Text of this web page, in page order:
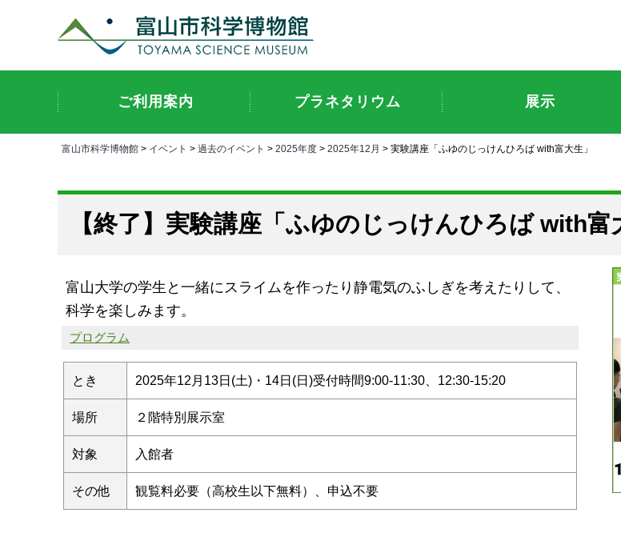
ご利用案内 プラネタリウム 展示
富山市科学博物館 > イベント > 過去のイベント > 2025年度 > 2025年12月 > 実験講座「ふゆのじっけんひろば with富大生」
実験講座「ふゆのじっけんひろば with富
富山大学の学生と一緒にスライムを作ったり静電気のふしぎを考えたりして、
科学を楽しみます。
プログラム
とき 2025年12月13日(土)・14日(日)受付時間9:00-11:30、12:30-15:20
場所 ２階特別展示室
対象 入館者
その他 観覧料必要（高校生以下無料）、申込不要